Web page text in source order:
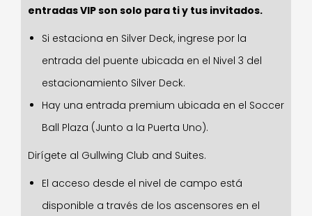
entradas VIP son solo para ti y tus invitados.
Si estaciona en Silver Deck, ingrese por la
entrada del puente ubicada en el Nivel 3 del
estacionamiento Silver Deck.
Hay una entrada premium ubicada en el Soccer
Ball Plaza (Junto a la Puerta Uno).
Dirígete al Gullwing Club and Suites.
El acceso desde el nivel de campo está
disponible a través de los ascensores en el